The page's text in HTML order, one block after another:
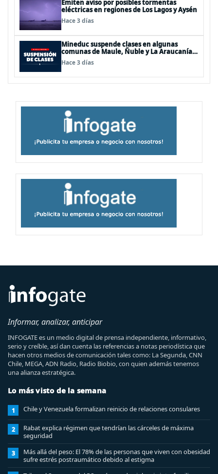
Emiten aviso por posibles tormentas
eléctricas en regiones de Los Lagos y Aysén
Hace 3 días
Mineduc suspende clases en algunas
comunas de Maule, Ñuble y La Araucanía
para este lunes
Hace 3 días
Informar, analizar, anticipar
INFOGATE es un medio digital de prensa independiente, informativo,
serio y creíble, así dan cuenta las referencias a notas periodística que
hacen otros medios de comunicación tales como: La Segunda, CNN
Chile, MEGA, ADN Radio, Radio Biobio, con quien además tenemos
una alianza estratégica.
Lo más visto de la semana
1 Chile y Venezuela formalizan reinicio de relaciones consulares
2
Rabat explica régimen que tendrían las cárceles de máxima
seguridad
3
Más allá del peso: El 78% de las personas que viven con obesidad
sufre estrés postraumático debido al estigma